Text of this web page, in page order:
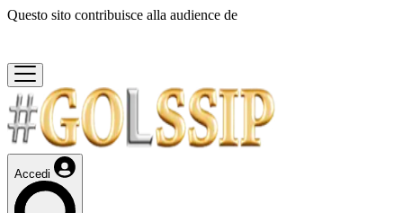
Questo sito contribuisce alla audience de
Accedi